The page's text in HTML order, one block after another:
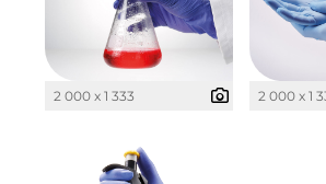
Münchner Wohnen
Munich Airport Business Park
Neuhausen Neudenken
2 000 x 1 333 2 000 x 1